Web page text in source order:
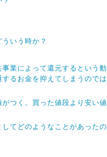
いう時か？
業によって還元するという動
るお金を抑えてしまうのでは
つく。買った値段より安い値
てどのようなことがあったの